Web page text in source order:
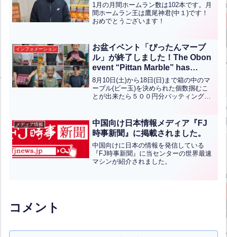
1月の月間ホームラン数は102本です。月
間ホームラン王は鷹尾神君(中１)です！
おめでとうございます！
インフォメーション
お盆イベント「ぴったんマーブ
ル」が終了しました！The Obon
event “Pittan Marble” has
concluded!【ENG CHT KOR
JPN】
8月10日(土)から18日(日)まで箱の中のマ
ーブル(ビー玉)を決められた個数掴むこ
とが出来たら５００円分バッティング券
れたお客様たちです。おめでとうござい
ます！！Fr...全文はクリック
メディア情報
中国向け日本情報メディア『FJ
時事新聞』に掲載されました。
中国向けに日本の情報を発信している
『FJ時事新聞』に当センターの世界最速
マシンが紹介されました。
コメント